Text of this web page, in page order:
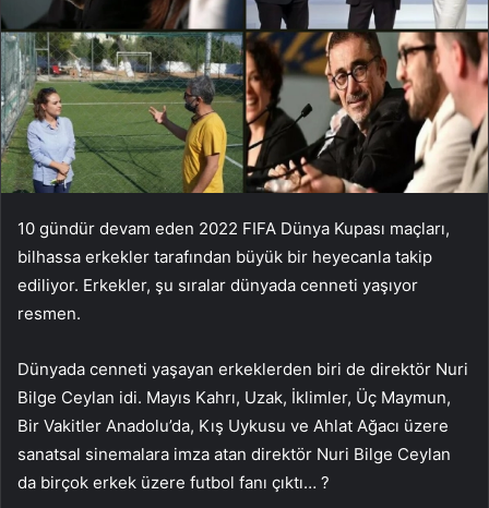
10 gündür devam eden 2022 FIFA Dünya Kupası maçları,
bilhassa erkekler tarafından büyük bir heyecanla takip
ediliyor. Erkekler, şu sıralar dünyada cenneti yaşıyor
resmen.
Dünyada cenneti yaşayan erkeklerden biri de direktör Nuri
Bilge Ceylan idi. Mayıs Kahrı, Uzak, İklimler, Üç Maymun,
Bir Vakitler Anadolu’da, Kış Uykusu ve Ahlat Ağacı üzere
sanatsal sinemalara imza atan direktör Nuri Bilge Ceylan
da birçok erkek üzere futbol fanı çıktı… ?